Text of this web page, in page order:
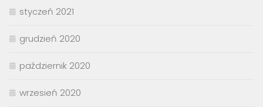
styczeń 2021
grudzień 2020
październik 2020
wrzesień 2020